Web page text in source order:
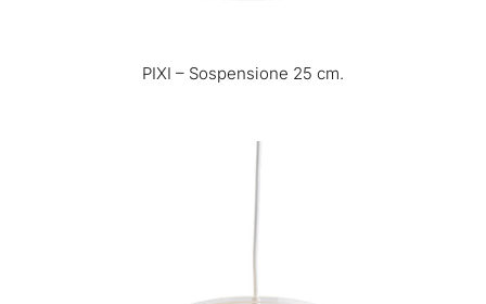
PIXI – Sospensione 25 cm.